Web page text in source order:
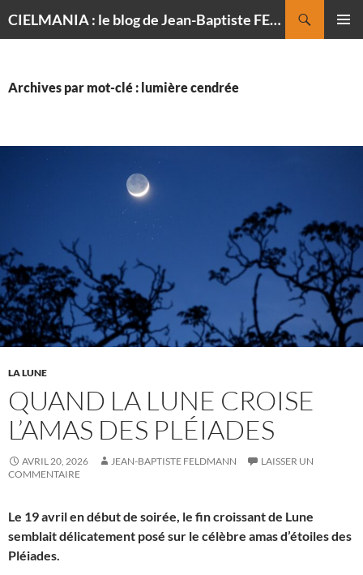
CIELMANIA : le blog de Jean-Baptiste FELDMANN, photographe du ciel
Archives par mot-clé : lumière cendrée
LA LUNE
QUAND LA LUNE CROISE
L’AMAS DES PLÉIADES
AVRIL 20, 2026 JEAN-BAPTISTE FELDMANN
LAISSER UN
COMMENTAIRE
Le 19 avril en début de soirée, le fin croissant de Lune
semblait délicatement posé sur le célèbre amas d’étoiles des
Pléiades.